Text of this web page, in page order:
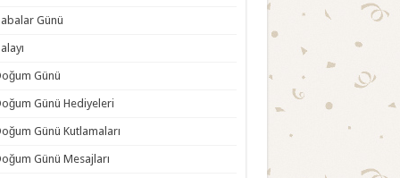
Günü
Günü
Günü Hediyeleri
Günü Kutlamaları
Günü Mesajları